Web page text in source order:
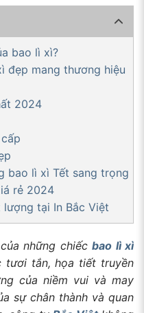
bao lì xì?
đẹp mang thương hiệu
2024
bao lì xì Tết sang trọng
rẻ 2024
tại In Bắc Việt
những chiếcbao lì xì
tươi tắn, họa tiết truyền
của niềm vui và may
sự chân thành và quan